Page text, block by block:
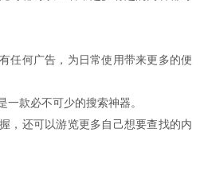
任何广告，为日常使用带来更多的便
款必不可少的搜索神器。
，还可以游览更多自己想要查找的内